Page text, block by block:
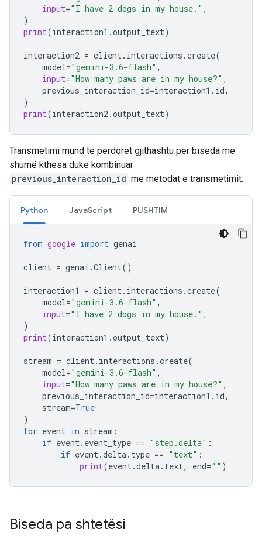
input="I have 2 dogs in my house." ,
)
print(interaction1 .output_text)
interaction2 = client. interactions .create(
model="gemini-3.6-flash" ,
input="How many paws are in my house?" ,
previous_interaction_id=interaction1 . id,
)
print(interaction2.output_text)
Transmetimi mund të përdoret gjithashtu për biseda me
shumë kthesa duke kombinuar
previous_interaction_id me metodat e transmetimit.
Python JavaScript PUSHTIM
from google import genai
client = genai .Client()
interaction1 = client. interactions .create(
model="gemini-3.6-flash" ,
input="I have 2 dogs in my house." ,
)
print(interaction1 .output_text)
stream = client. interactions .create(
model="gemini-3.6-flash" ,
input="How many paws are in my house?" ,
previous_interaction_id=interaction1 . id,
stream=True
)
for event in stream :
if event. event_type == "step.delta" :
if event.delta. type == "text" :
print(event.delta. text, end="" )
Biseda pa shtetësi